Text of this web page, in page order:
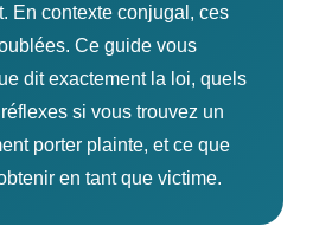
En contexte conjugal, ces
Ce guide vous
dit exactement la loi, quels
si vous trouvez un
porter plainte, et ce que
en tant que victime.